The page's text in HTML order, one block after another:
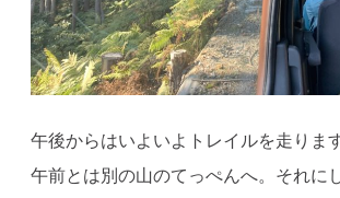
午後からはいよいよトレイルを走ります
午前とは別の山のてっぺんへ。それに